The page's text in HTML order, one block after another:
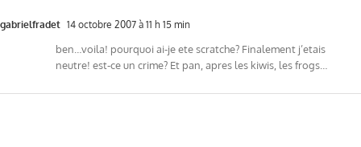
gabrielfradet 14 octobre 2007 à 11 h 15 min
ben…voila! pourquoi ai-je ete scratche? Finalement j’etais
neutre! est-ce un crime? Et pan, apres les kiwis, les frogs…